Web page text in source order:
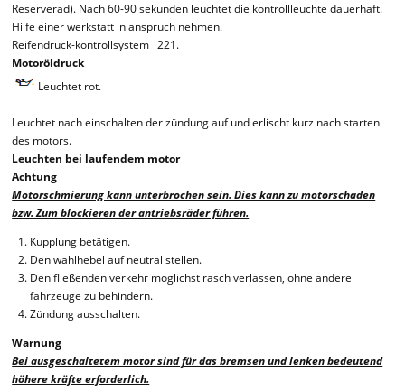
Reserverad). Nach 60-90 sekunden leuchtet die kontrollleuchte dauerhaft.
Hilfe einer werkstatt in anspruch nehmen.
Reifendruck-kontrollsystem 221.
Motoröldruck
Leuchtet rot.
Leuchtet nach einschalten der zündung auf und erlischt kurz nach starten
des motors.
Leuchten bei laufendem motor
Achtung
Motorschmierung kann unterbrochen sein. Dies kann zu motorschaden
bzw. Zum blockieren der antriebsräder führen.
Kupplung betätigen.
Den wählhebel auf neutral stellen.
Den fließenden verkehr möglichst rasch verlassen, ohne andere
fahrzeuge zu behindern.
Zündung ausschalten.
Warnung
Bei ausgeschaltetem motor sind für das bremsen und lenken bedeutend
höhere kräfte erforderlich.